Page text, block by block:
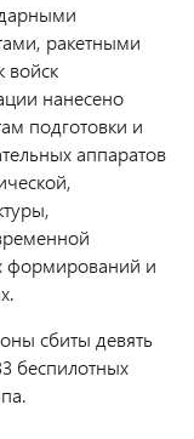
ракетными
войск
нанесено
подготовки и
аппаратов
формирований и
сбиты девять
беспилотных